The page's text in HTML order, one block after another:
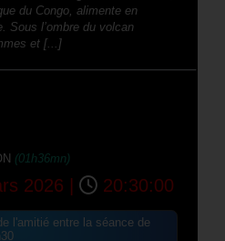
du Congo, alimente en
Sous l’ombre du volcan
et [...]
(01h36mn)
2026 | 20:30:00
l'amitié entre la séance de